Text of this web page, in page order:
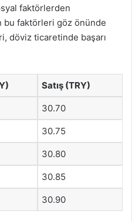
faktörlerden
bu faktörleri göz önünde
döviz ticaretinde başarı
Satış (TRY)
30.70
30.75
30.80
30.85
30.90